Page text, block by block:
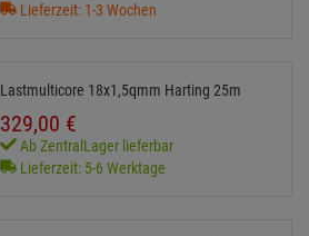
Lieferzeit: 1-3 Wochen
Lastmulticore 18x1,5qmm Harting 25m
329,00 €
Ab ZentralLager lieferbar
Lieferzeit: 5-6 Werktage